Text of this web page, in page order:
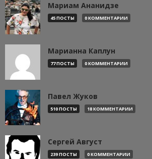
Мариам Ананидзе
45 ПОСТЫ 0 КОММЕНТАРИИ
Марианна Каплун
77 ПОСТЫ 0 КОММЕНТАРИИ
Павел Жуков
510 ПОСТЫ 18 КОММЕНТАРИИ
Сергей Август
239 ПОСТЫ 0 КОММЕНТАРИИ